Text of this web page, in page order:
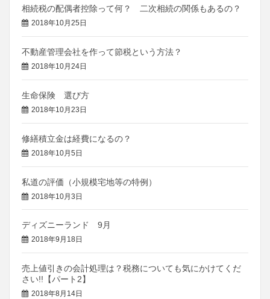
相続税の配偶者控除って何？ 二次相続の関係もあるの？
2018年10月25日
不動産管理会社を作って節税という方法？
2018年10月24日
生命保険 選び方
2018年10月23日
修繕積立金は経費になるの？
2018年10月5日
私道の評価（小規模宅地等の特例）
2018年10月3日
ディズニーランド 9月
2018年9月18日
売上値引きの会計処理は？税務についても気にかけてくだ
さい!!【パート2】
2018年8月14日